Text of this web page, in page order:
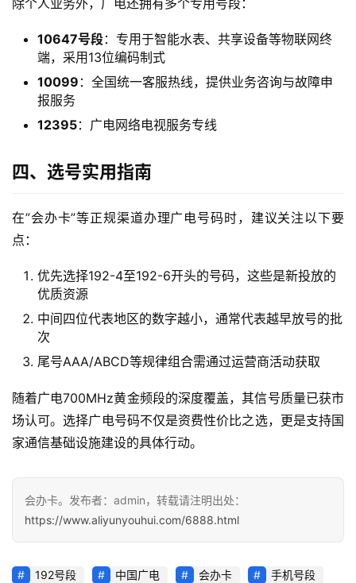
量
随
身
i
F
讯
更
页
面
除个人业务外，广电还拥有多个专用号段：
10647号段：专用于智能水表、共享设备等物联网终
端，采用13位编码制式
10099 ：全国统一客服热线，提供业务咨询与故障申
报服务
12395：广电网络电视服务专线
四、选号实用指南
在”会办卡”等正规渠道办理广电号码时，建议关注以下要
点：
优先选择192-4至192-6开头的号码，这些是新投放的
优质资源
中间四位代表地区的数字越小，通常代表越早放号的批
次
尾号AAA/ABCD等规律组合需通过运营商活动获取
随着广电700MHz黄金频段的深度覆盖，其信号质量已获市
场认可。选择广电号码不仅是资费性价比之选，更是支持国
家通信基础设施建设的具体行动。
会办卡。发布者：admin，转载请注明出处：
https://www.aliyunyouhui.com/6888.html
192号段 中国广电 会办卡
手机号段